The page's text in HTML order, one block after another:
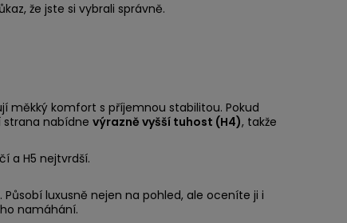
že jste si vybrali správně.
měkký komfort s příjemnou stabilitou. Pokud
strana nabídne výrazně vyšší tuhost (H4), takže
a H5 nejtvrdší.
luxusně nejen na pohled, ale oceníte ji i
namáhání.